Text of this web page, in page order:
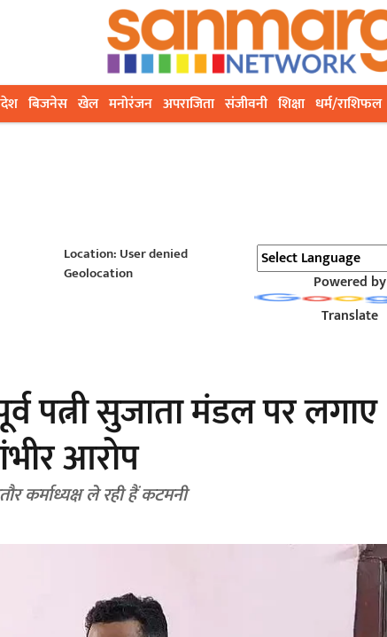
बिजनेस खेल मनोरंजन अपराजिता संजीवनी शिक्षा धर्म/राशिफल
Location: User denied
Geolocation
Powered by
Translate
पत्नी सुजाता मंडल पर लगाए
आरोप
कर्माध्यक्ष ले रही हैं कटमनी